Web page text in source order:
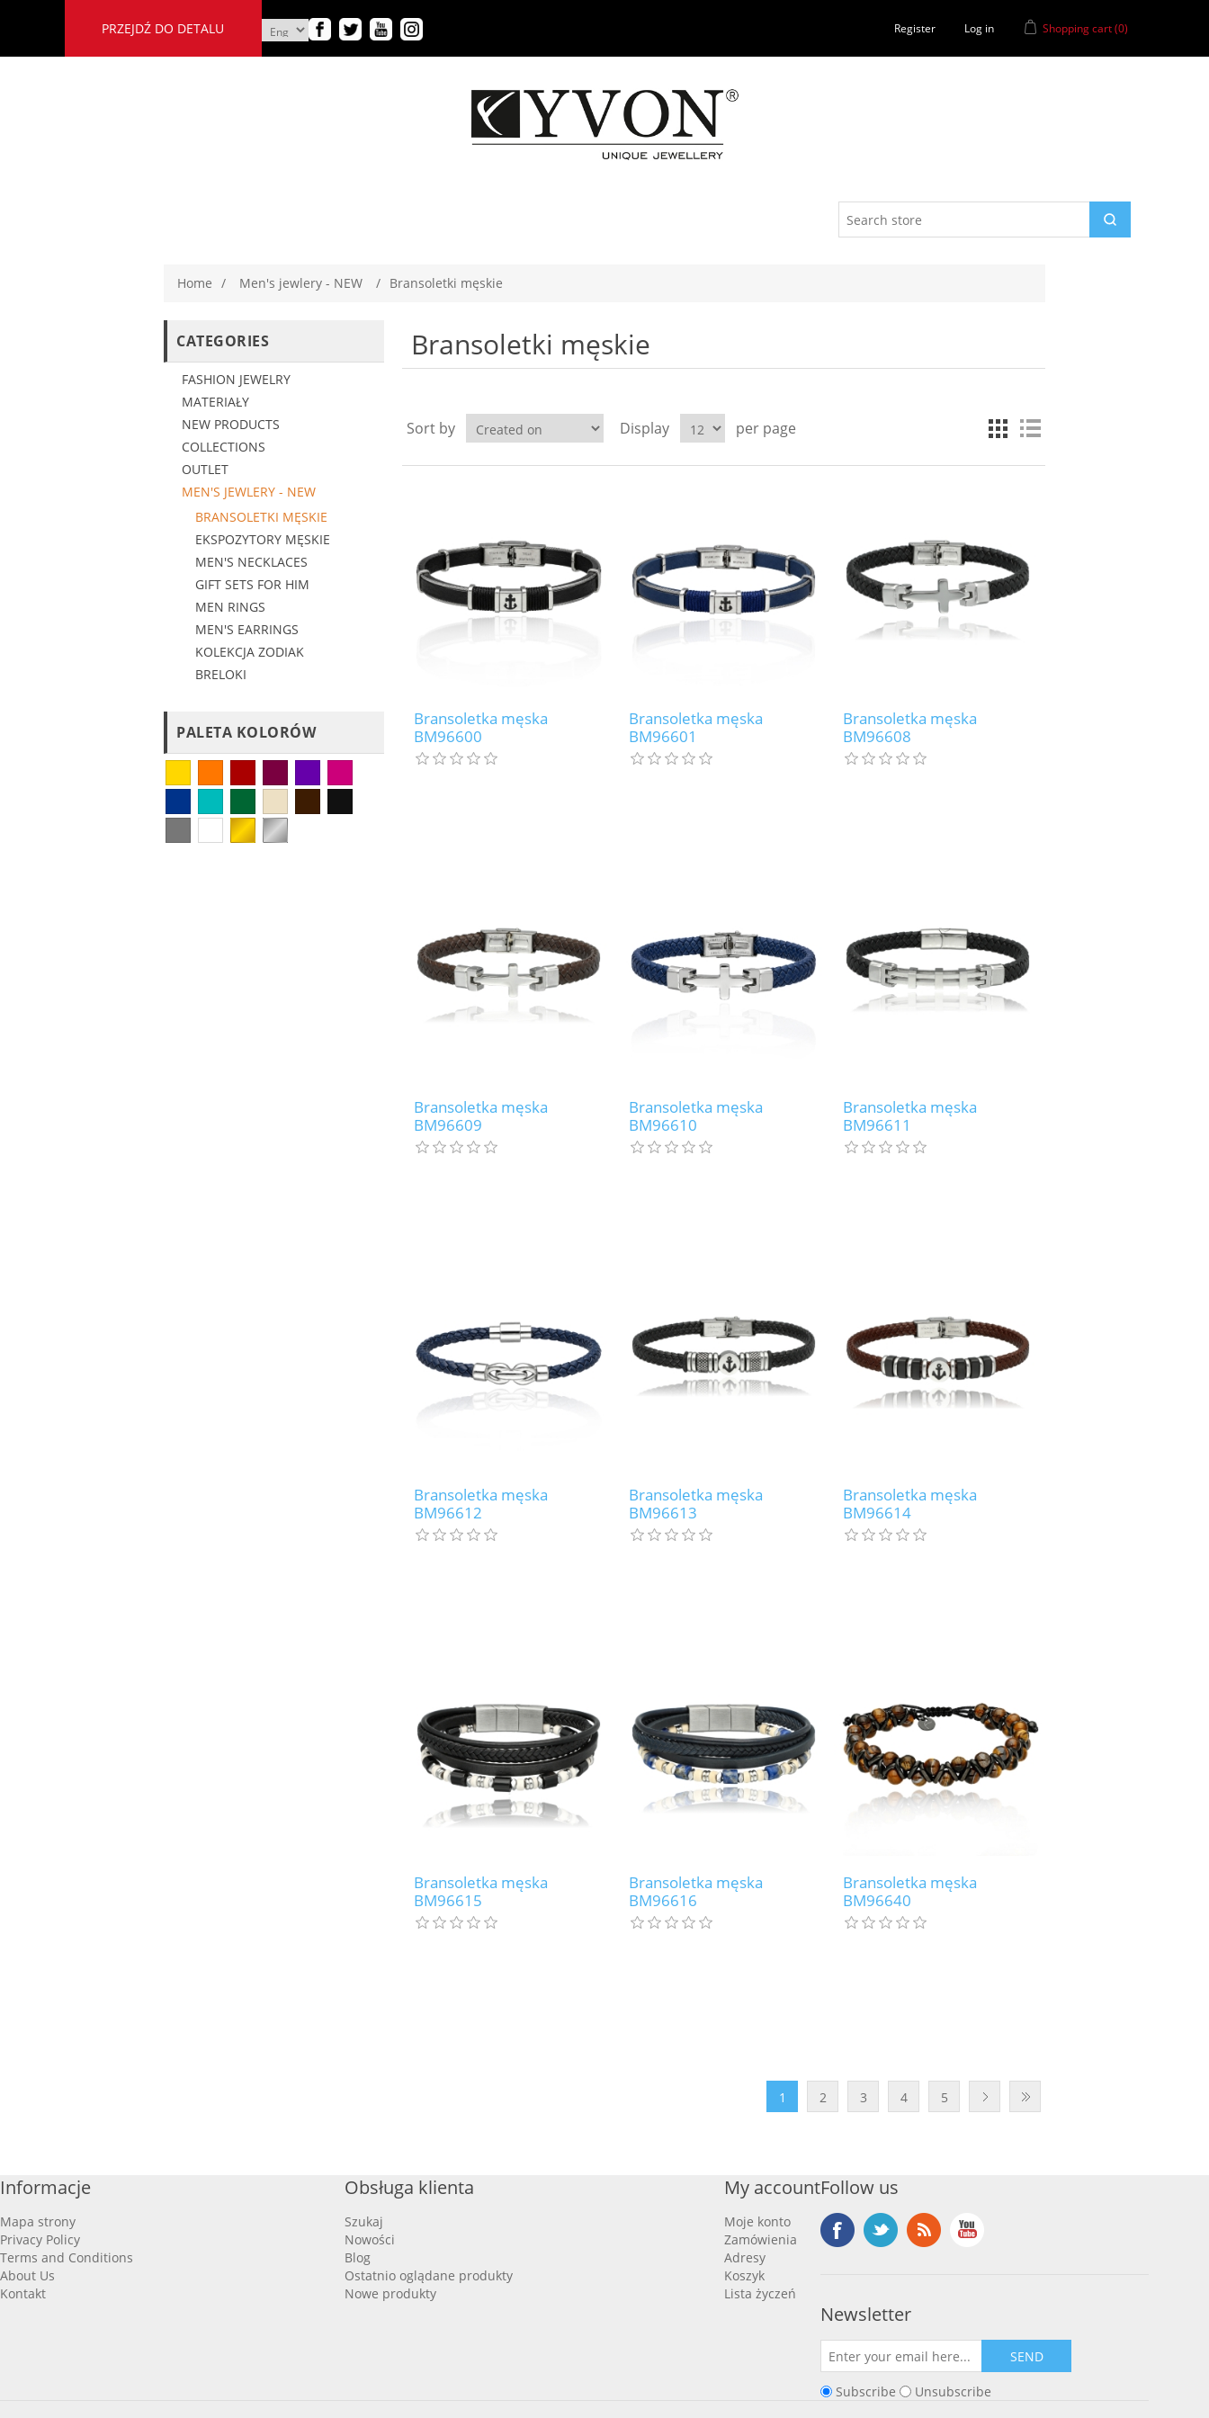
PRZEJDŹ DO DETALU Register Log in Shopping cart(0)
Home / Men's jewlery - NEW / Bransoletki męskie
CATEGORIES
FASHION JEWELRY
MATERIAŁY
NEW PRODUCTS
COLLECTIONS
OUTLET
MEN'S JEWLERY - NEW
BRANSOLETKI MĘSKIE
EKSPOZYTORY MĘSKIE
MEN'S NECKLACES
GIFT SETS FOR HIM
MEN RINGS
MEN'S EARRINGS
KOLEKCJA ZODIAK
BRELOKI
PALETA KOLORÓW
Bransoletki męskie
Sort by Display per page
Bransoletka męska
BM96600
Bransoletka męska
BM96601
Bransoletka męska
BM96608
Bransoletka męska
BM96609
Bransoletka męska
BM96610
Bransoletka męska
BM96611
Bransoletka męska
BM96612
Bransoletka męska
BM96613
Bransoletka męska
BM96614
Bransoletka męska
BM96615
Bransoletka męska
BM96616
Bransoletka męska
BM96640
1 2 3 4 5
Informacje
Mapa strony
Privacy Policy
Terms and Conditions
About Us
Kontakt
Obsługa klienta
Szukaj
Nowości
Blog
Ostatnio oglądane produkty
Nowe produkty
My account
Moje konto
Zamówienia
Adresy
Koszyk
Lista życzeń
Follow us
Newsletter
SEND
Subscribe Unsubscribe